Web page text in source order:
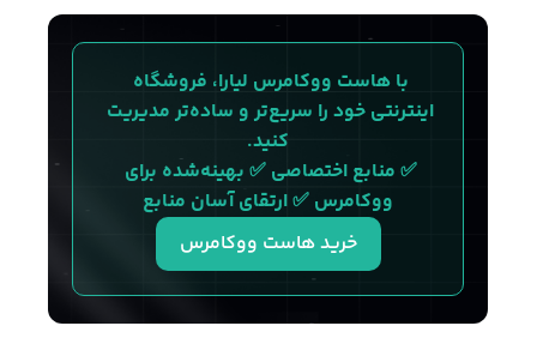
با هاست ووکامرس لیارا، فروشگاه
اینترنتی خود را سریع‌تر و ساده‌تر مدیریت
کنید.
✅ منابع اختصاصی ✅ بهینه‌شده برای
ووکامرس ✅ ارتقای آسان منابع
خرید هاست ووکامرس